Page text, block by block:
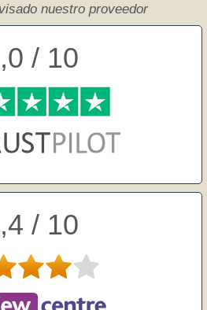
nuestro proveedor
/ 10
/ 10